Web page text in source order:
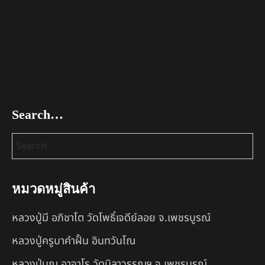
Search…
หมวดหมู่สินค้า
หลวงปู่มี อภิชาโต วัดโพธิ์เจดีย์ลอย จ.เพชรบูรณ์
หลวงปู่ครูบาคำฝั้น อินทวันโณ